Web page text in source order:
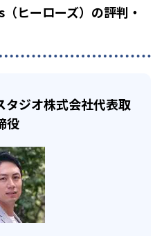
、中学生のみだが成績保証
以内の学校のテストで、1回以
きなければ、その次の1学期間
前のテストの点数が以下の基
。
なければいけない。
ていること。
いること。
が授業日の日数の1/5以下であ
せるのが強みである。
頑張りたい人におすすめ
った勉強スタイルの提案を
する。また、志望校に合わせ
格への道筋を教えてくれるの
ん得ることもできる。
、先生を選べないところであ
出てくるだろう。
えない可能性がある。講師
解しづらいこともあるかも
横浜隼人高校 -
ヒーローズ）の評判・
タジオ株式会社代表取
役